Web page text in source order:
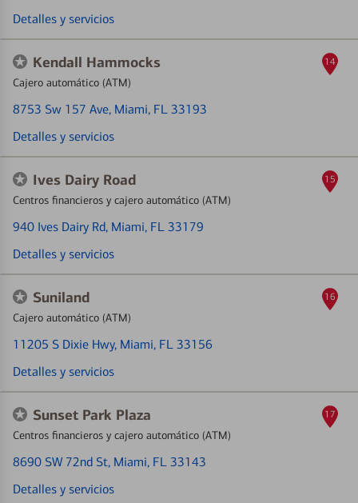
Detalles y servicios
Kendall Hammocks
Cajero automático (ATM)
8753 Sw 157 Ave, Miami, FL 33193
Detalles y servicios
14
Ives Dairy Road
Centros financieros y cajero automático (ATM)
940 Ives Dairy Rd, Miami, FL 33179
Detalles y servicios
15
Suniland
Cajero automático (ATM)
11205 S Dixie Hwy, Miami, FL 33156
Detalles y servicios
16
Sunset Park Plaza
Centros financieros y cajero automático (ATM)
8690 SW 72nd St, Miami, FL 33143
Detalles y servicios
17